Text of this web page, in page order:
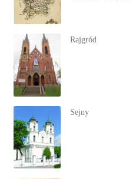
Rajgród
Sejny